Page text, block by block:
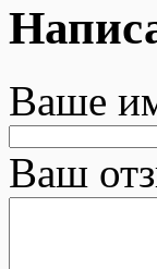
Ваше
Ваш